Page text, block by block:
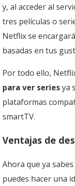
y, al acceder al
tres películas o
Netflix se
basadas en tus
Por todo ello,
para ver seriesya
plataformas
smartTV.
Ventajas de
Ahora que ya sabes
puedes hacer una